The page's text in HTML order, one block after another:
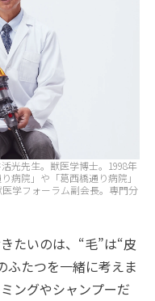
光先生。獣医学博士。1998年
病院」や「葛西橋通り病院」
学フォーラム副会長。専門分
たいのは、“毛”は“皮
ふたつを一緒に考えま
ングやシャンプーだ